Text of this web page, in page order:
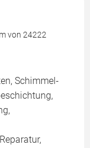
von 24222
Schimmel-